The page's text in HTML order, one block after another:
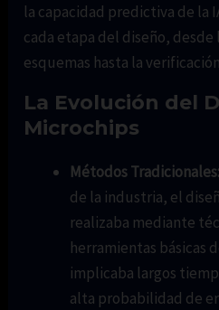
la capacidad predictiva de la
cada etapa del diseño, desde
esquemas hasta la
La Evolución del
Microchips
Métodos Tradicionales:
de la industria, el
realizaba mediante
herramientas básicas
implicaba largos
alta probabilidad de